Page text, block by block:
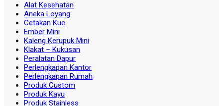
Alat Kesehatan
Aneka Loyang
Cetakan Kue
Ember Mini
Kaleng Kerupuk Mini
Klakat – Kukusan
Peralatan Dapur
Perlengkapan Kantor
Perlengkapan Rumah
Produk Custom
Produk Kayu
Produk Stainless